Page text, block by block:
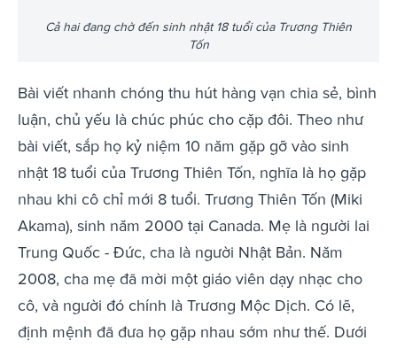
Cả hai đang chờ đến sinh nhật 18 tuổi của Trương Thiên
Tốn
Bài viết nhanh chóng thu hút hàng vạn chia sẻ, bình
luận, chủ yếu là chúc phúc cho cặp đôi. Theo như
bài viết, sắp họ kỷ niệm 10 năm gặp gỡ vào sinh
nhật 18 tuổi của Trương Thiên Tốn, nghĩa là họ gặp
nhau khi cô chỉ mới 8 tuổi. Trương Thiên Tốn (Miki
Akama), sinh năm 2000 tại Canada. Mẹ là người lai
Trung Quốc - Đức, cha là người Nhật Bản. Năm
2008, cha mẹ đã mời một giáo viên dạy nhạc cho
cô, và người đó chính là Trương Mộc Dịch. Có lẽ,
định mệnh đã đưa họ gặp nhau sớm như thế. Dưới